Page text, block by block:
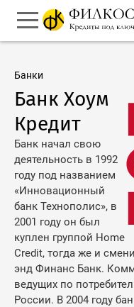
Банки
Банк Хоум
Кредит
Банк начал свою
деятельность в 1992
году под названием
«Инновационный
банк Технополис», в
2001 году он был
куплен группой Home
Credit, тогда же и
энд Финанс Банк.
ведущих по
России. В 2004 году